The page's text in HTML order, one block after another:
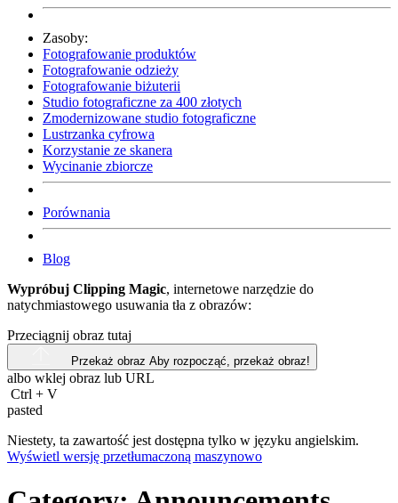
Zasoby:
Fotografowanie produktów
Fotografowanie odzieży
Fotografowanie biżuterii
Studio fotograficzne za 400 złotych
Zmodernizowane studio fotograficzne
Lustrzanka cyfrowa
Korzystanie ze skanera
Wycinanie zbiorcze
Porównania
Blog
Wypróbuj Clipping Magic, internetowe narzędzie do
natychmiastowego usuwania tła z obrazów:
Przeciągnij obraz tutaj
Przekaż obraz Aby rozpocząć, przekaż obraz!
albo wklej obraz lub URL
Ctrl + V
pasted
Niestety, ta zawartość jest dostępna tylko w języku angielskim.
Wyświetl wersję przetłumaczoną maszynowo